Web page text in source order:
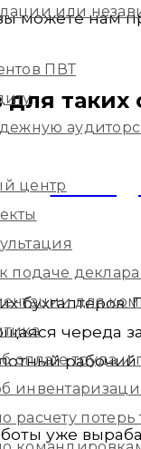
или
ПВТ
центр
подаче
для
оплате труда
расчету
можете нам
для
бухгалтеров.
череда
рабочий
уже